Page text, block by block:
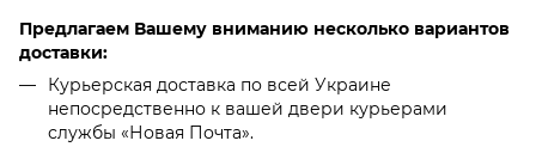
Предлагаем Вашему вниманию несколько вариантов
доставки:
Курьерская доставка по всей Украине
непосредственно к вашей двери курьерами
службы «Новая Почта».